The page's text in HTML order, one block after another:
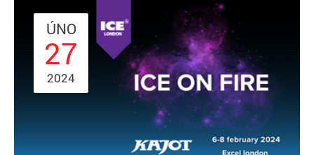
ÚNO
27
2024